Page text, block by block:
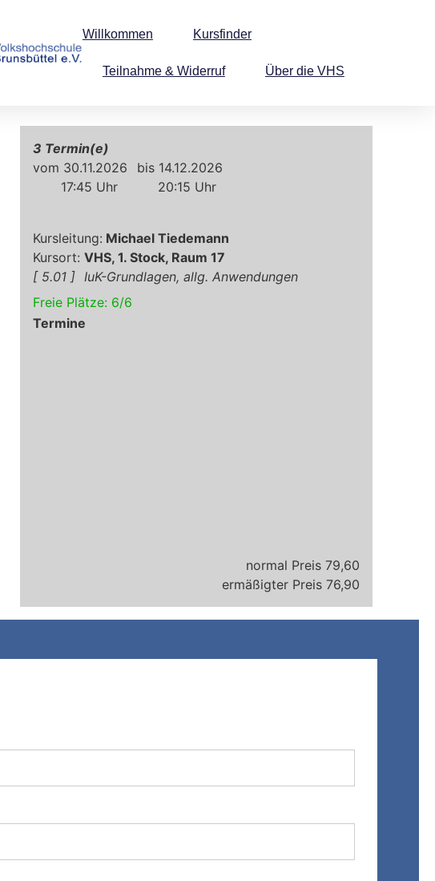
Willkommen Kursfinder
Teilnahme & Widerruf Über die VHS
5.01 IuK-Grundlagen, allg. Anwendungen
79,60
76,90
Termine
Michael Tiedemann
30.11.2026
14.12.2026
17:45
20:15
3
VHS, 1. Stock, Raum 17
Freie Plätze: 6/6